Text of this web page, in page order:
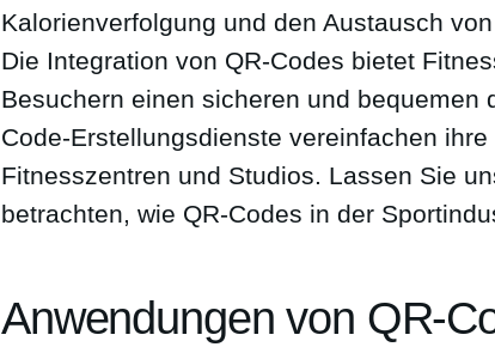
Kalorienverfolgung und den Austausch
Die Integration von QR-Codes bietet
Besuchern einen sicheren und bequemen
Code-Erstellungsdienste vereinfachen
Fitnesszentren und Studios. Lassen Sie
betrachten, wie QR-Codes in der
Anwendungen von QR-